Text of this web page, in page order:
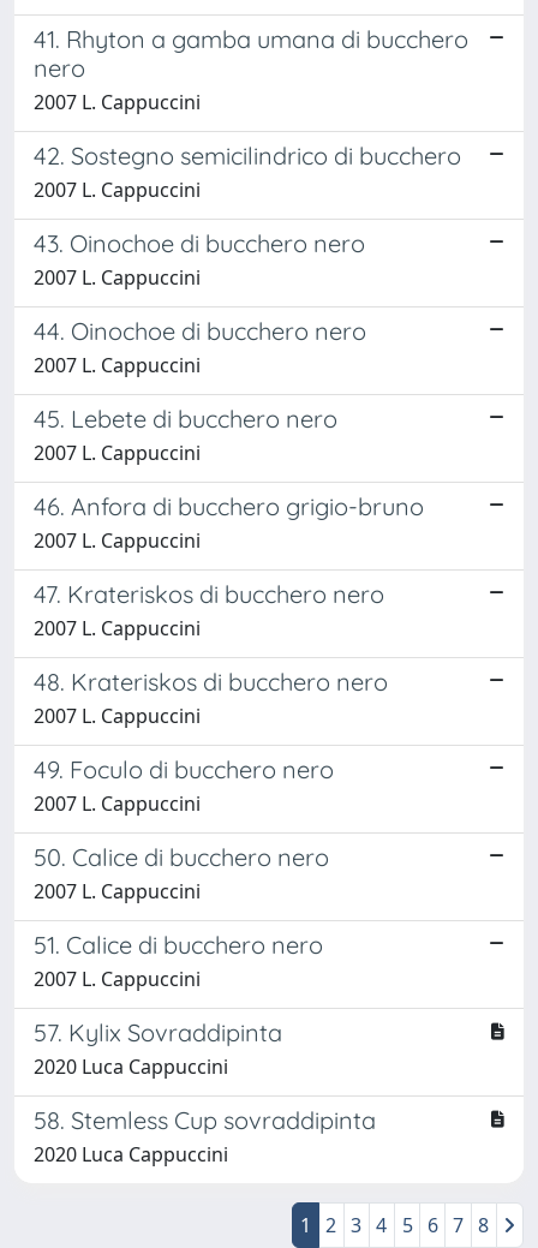
41. Rhyton a gamba umana di bucchero
nero
2007 L. Cappuccini
42. Sostegno semicilindrico di bucchero
2007 L. Cappuccini
43. Oinochoe di bucchero nero
2007 L. Cappuccini
44. Oinochoe di bucchero nero
2007 L. Cappuccini
45. Lebete di bucchero nero
2007 L. Cappuccini
46. Anfora di bucchero grigio-bruno
2007 L. Cappuccini
47. Krateriskos di bucchero nero
2007 L. Cappuccini
48. Krateriskos di bucchero nero
2007 L. Cappuccini
49. Foculo di bucchero nero
2007 L. Cappuccini
50. Calice di bucchero nero
2007 L. Cappuccini
51. Calice di bucchero nero
2007 L. Cappuccini
57. Kylix Sovraddipinta
2020 Luca Cappuccini
58. Stemless Cup sovraddipinta
2020 Luca Cappuccini
1 2 3 4 5 6 7 8